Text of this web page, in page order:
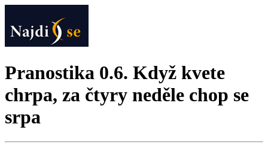
Pranostika 0.6. Když kvete
chrpa, za čtyry neděle chop se
srpa